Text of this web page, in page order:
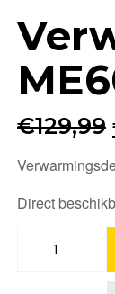
€129,99
Direct
ME60233